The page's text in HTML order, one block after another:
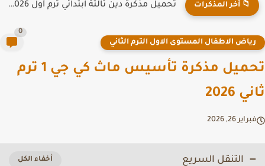
📁 آخر المذكرات تحميل مذكرة دين ثالثة ابتدائي ترم أول 2026 PDF لمدرسة...
الاطفال المستوى الاول الترم الثاني
تحميل مذكرة تأسيس ماث كي جي 1 ترم
2026
26, 2026
التنقل السريع